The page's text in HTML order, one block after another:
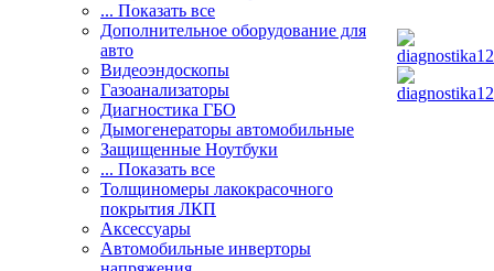
... Показать все
Дополнительное оборудование для
авто
Видеоэндоскопы
Газоанализаторы
Диагностика ГБО
Дымогенераторы автомобильные
Защищенные Ноутбуки
... Показать все
Толщиномеры лакокрасочного
покрытия ЛКП
Аксессуары
Автомобильные инверторы